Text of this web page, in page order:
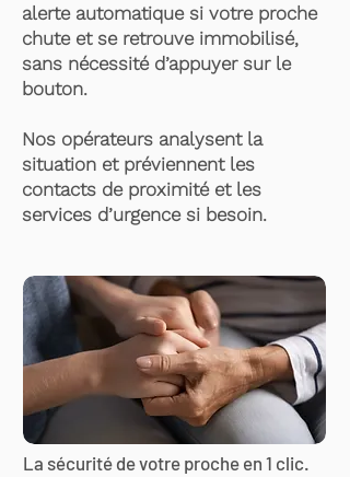
alerte automatique si votre proche
chute et se retrouve immobilisé,
sans nécessité d’appuyer sur le
bouton.
Nos opérateurs analysent la
situation et préviennent les
contacts de proximité et les
services d’urgence si besoin.
La sécurité de votre proche en 1 clic.